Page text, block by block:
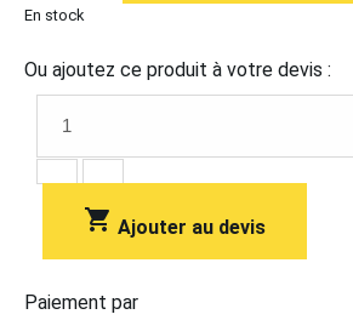
En stock
Ou ajoutez ce produit à votre devis :
 Ajouter au devis
Paiement par